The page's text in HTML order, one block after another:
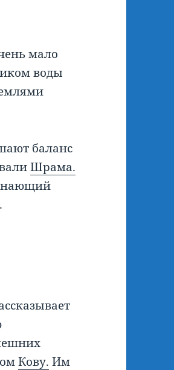
мало
воды
баланс
Шрама.
Кову. Им